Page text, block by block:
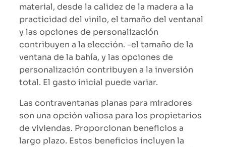
material, desde la calidez de la madera a la
practicidad del vinilo, el tamaño del ventanal
y las opciones de personalización
contribuyen a la elección. -el tamaño de la
ventana de la bahía, y las opciones de
personalización contribuyen a la inversión
total. El gasto inicial puede variar.
Las contraventanas planas para miradores
son una opción valiosa para los propietarios
de viviendas. Proporcionan beneficios a
largo plazo. Estos beneficios incluyen la